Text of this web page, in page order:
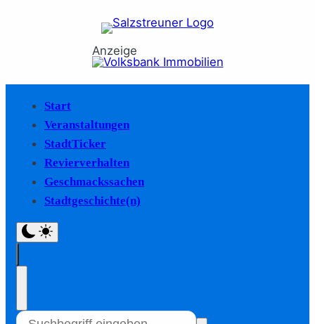
Anzeige
Start
Veranstaltungen
StadtTicker
Revierverhalten
Geschmackssachen
Stadtgeschichte(n)